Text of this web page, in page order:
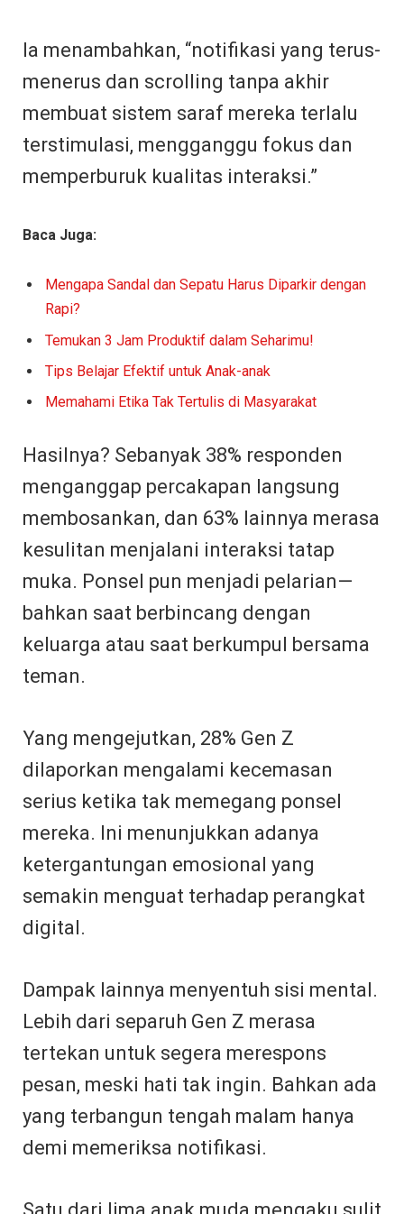
Ia menambahkan, “notifikasi yang terus-
menerus dan scrolling tanpa akhir
membuat sistem saraf mereka terlalu
terstimulasi, mengganggu fokus dan
memperburuk kualitas interaksi.”
Baca Juga:
Mengapa Sandal dan Sepatu Harus Diparkir dengan
Rapi?
Temukan 3 Jam Produktif dalam Seharimu!
Tips Belajar Efektif untuk Anak-anak
Memahami Etika Tak Tertulis di Masyarakat
Hasilnya? Sebanyak 38% responden
menganggap percakapan langsung
membosankan, dan 63% lainnya merasa
kesulitan menjalani interaksi tatap
muka. Ponsel pun menjadi pelarian—
bahkan saat berbincang dengan
keluarga atau saat berkumpul bersama
teman.
Yang mengejutkan, 28% Gen Z
dilaporkan mengalami kecemasan
serius ketika tak memegang ponsel
mereka. Ini menunjukkan adanya
ketergantungan emosional yang
semakin menguat terhadap perangkat
digital.
Dampak lainnya menyentuh sisi mental.
Lebih dari separuh Gen Z merasa
tertekan untuk segera merespons
pesan, meski hati tak ingin. Bahkan ada
yang terbangun tengah malam hanya
demi memeriksa notifikasi.